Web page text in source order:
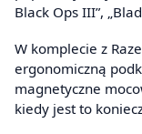
Black Ops III”,
W komplecie z
ergonomiczną
magnetyczne
kiedy jest to